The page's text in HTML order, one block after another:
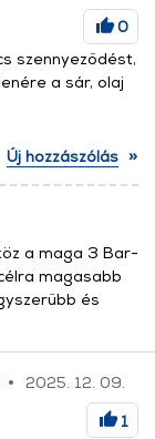
0
szennyeződést,
a sár, olaj
Új hozzászólás »
a maga 3 Bar-
magasabb
és
2025. 12. 09.
1